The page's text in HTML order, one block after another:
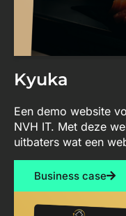
Kyuka
Een demo website
NVH IT. Met deze
uitbaters wat een
Business case